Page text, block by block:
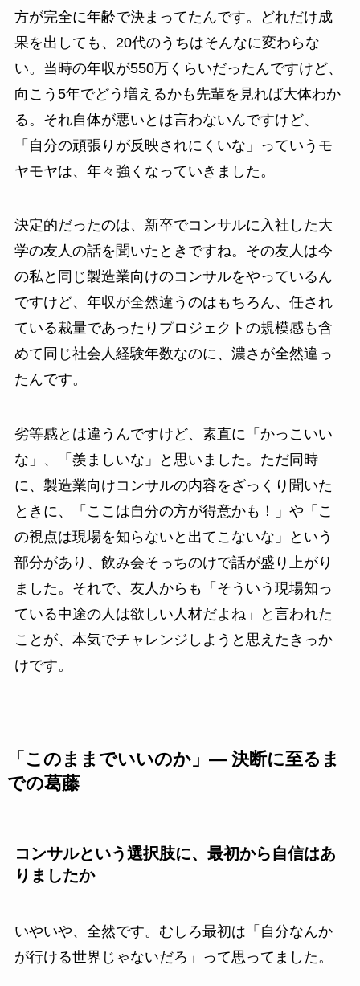
方が完全に年齢で決まってたんです。どれだけ成
果を出しても、20代のうちはそんなに変わらな
い。当時の年収が550万くらいだったんですけど、
向こう5年でどう増えるかも先輩を見れば大体わか
る。それ自体が悪いとは言わないんですけど、
「自分の頑張りが反映されにくいな」っていうモ
ヤモヤは、年々強くなっていきました。
決定的だったのは、新卒でコンサルに入社した大
学の友人の話を聞いたときですね。その友人は今
の私と同じ製造業向けのコンサルをやっているん
ですけど、年収が全然違うのはもちろん、任され
ている裁量であったりプロジェクトの規模感も含
めて同じ社会人経験年数なのに、濃さが全然違っ
たんです。
劣等感とは違うんですけど、素直に「かっこいい
な」、「羨ましいな」と思いました。ただ同時
に、製造業向けコンサルの内容をざっくり聞いた
ときに、「ここは自分の方が得意かも！」や「こ
の視点は現場を知らないと出てこないな」という
部分があり、飲み会そっちのけで話が盛り上がり
ました。それで、友人からも「そういう現場知っ
ている中途の人は欲しい人材だよね」と言われた
ことが、本気でチャレンジしようと思えたきっか
けです。
「このままでいいのか」― 決断に至るま
での葛藤
コンサルという選択肢に、最初から自信はあ
りましたか
いやいや、全然です。むしろ最初は「自分なんか
が行ける世界じゃないだろ」って思ってました。